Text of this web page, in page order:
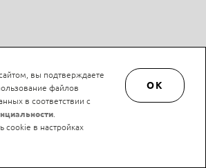
права защищены.Политика конфиденциальности.
и защите персональных данных.
вы подтверждаете
файлов
в соответствии с
cookie в настройках
OK